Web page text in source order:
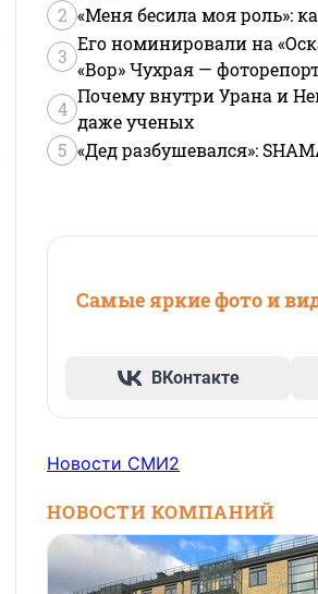
2 «Меня бесила моя роль»:
3
Его номинировали на
«Вор» Чухрая —
4
Почему внутри Урана и
даже ученых
5 «Дед разбушевался»:
Самые яркие фото и
ВКонтакте
Новости СМИ2
НОВОСТИ КОМПАНИЙ